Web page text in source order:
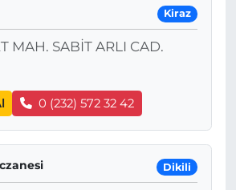
Kiraz
MAH. SABİT ARLI CAD.
0 (232) 572 32 42
Dikili